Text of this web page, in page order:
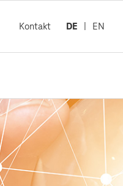
Kontakt DE EN